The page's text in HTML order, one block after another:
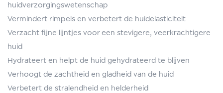
huidverzorgingswetenschap
Vermindert rimpels en verbetert de huidelasticiteit
Verzacht fijne lijntjes voor een stevigere, veerkrachtigere
huid
Hydrateert en helpt de huid gehydrateerd te blijven
Verhoogt de zachtheid en gladheid van de huid
Verbetert de stralendheid en helderheid